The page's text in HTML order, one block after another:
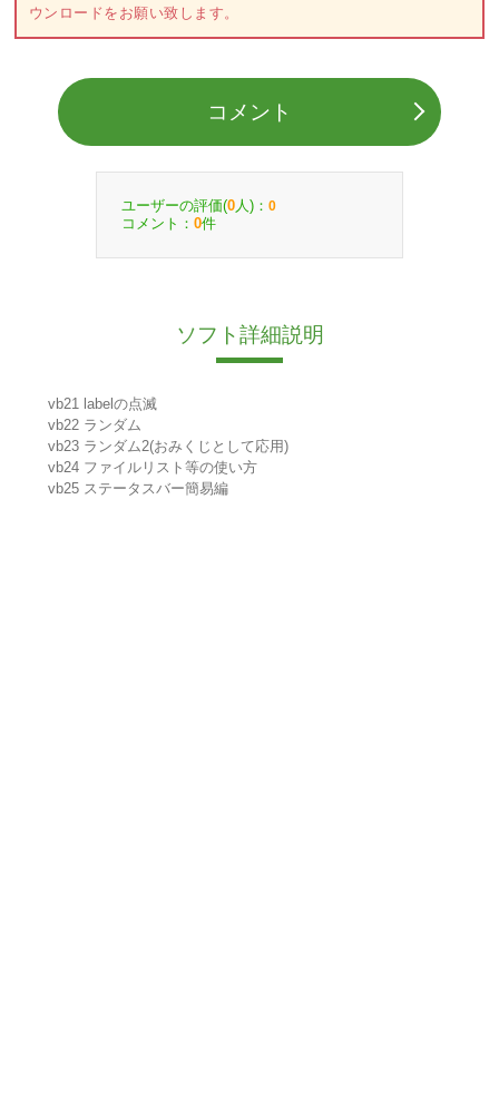
ウンロードをお願い致します。
コメント
ユーザーの評価(0 人)： 0
コメント： 0件
ソフト詳細説明
vb21 labelの点滅
vb22 ランダム
vb23 ランダム2(おみくじとして応用)
vb24 ファイルリスト等の使い方
vb25 ステータスバー簡易編